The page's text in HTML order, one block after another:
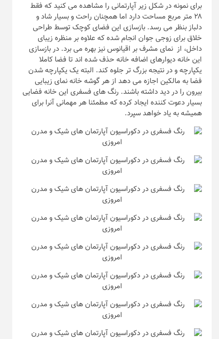
برای نمونه در شکل زیر آپارتمانی را مشاهده می کنید که فقط
۲۸ متر مربع مساحت دارد اما همچنان راحت و بسیار شاد و
دلباز بنظر می رسد. بازسازی این فضای کوچک توسط طراحی
خلاق برای زوجی جوان انجام شده که علاوه بر منظره زیبای
داخل، از نمای مشرف بر اقیانوس نیز بهره می برد. در بازسازی
این خانه دیوارهای اضافه خانه حذف شده اند تا فضا کاملا
یکپارچه و در نتیجه بزرگ تر جلوه کند. البته یک یکپارچه شدن
فضا به مالکین اجازه می دهد از هر گوشه خانه نمای زیبایی
بیرون را در دید داشته باشند. رنگ های فسفری این خانه فضایی
بسیار دعوت کننده ایجاد کرده که مطمئنا هر مهمانی آنرا برای
همیشه به یاد خواهد سپرد.